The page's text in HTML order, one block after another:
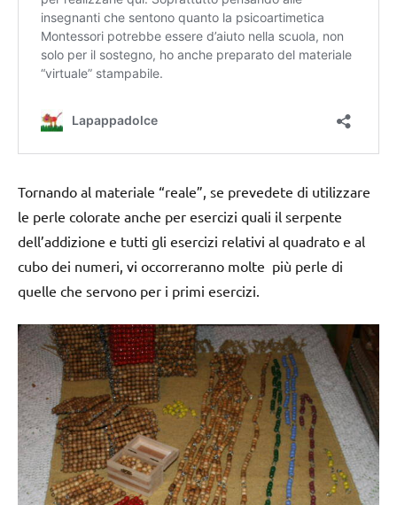
Tornando al materiale “reale”, se prevedete di utilizzare
le perle colorate anche per esercizi quali il serpente
dell’addizione e tutti gli esercizi relativi al quadrato e al
cubo dei numeri, vi occorreranno molte più perle di
quelle che servono per i primi esercizi.